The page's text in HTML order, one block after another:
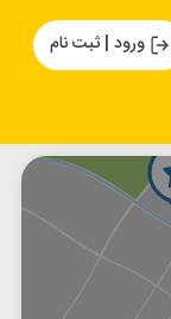
ورود | ثبت نام